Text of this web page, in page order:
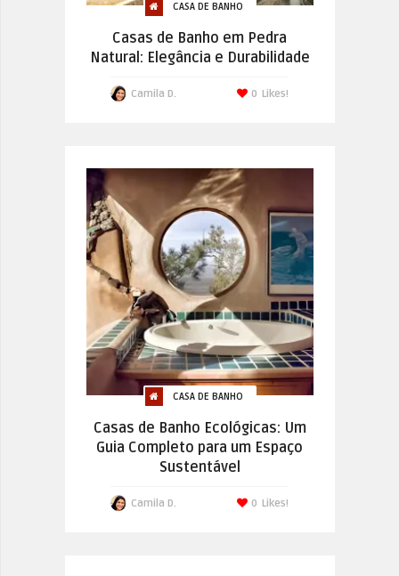
CASA DE BANHO
Casas de Banho em Pedra
Natural: Elegância e Durabilidade
Camila D. Likes!
0
CASA DE BANHO
Casas de Banho Ecológicas: Um
Guia Completo para um Espaço
Sustentável
Camila D. Likes!
0